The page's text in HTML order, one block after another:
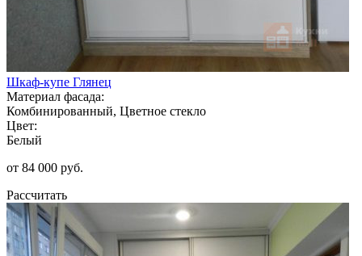
Шкаф-купе Глянец
Материал фасада:
Комбинированный, Цветное стекло
Цвет:
Белый
от 84 000 руб.
Рассчитать